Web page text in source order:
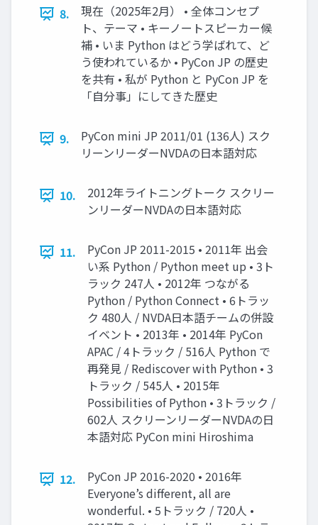
8.
現在（2025年2月） • 全体コンセプ
ト、テーマ • キーノートスピーカー候
補 • いま Python はどう学ばれて、ど
う使われているか • PyCon JP の歴史
を共有 • 私が Python と PyCon JP を
「自分事」にしてきた歴史
9.
PyCon mini JP 2011/01 (136人) スク
リーンリーダーNVDAの日本語対応
10.
2012年ライトニングトーク スクリー
ンリーダーNVDAの日本語対応
11.
PyCon JP 2011-2015 • 2011年 出会
い系 Python / Python meet up • 3ト
ラック 247人 • 2012年 つながる
Python / Python Connect • 6トラッ
ク 480人 / NVDA日本語チームの併設
イベント • 2013年 • 2014年 PyCon
APAC / 4トラック / 516人 Python で
再発見 / Rediscover with Python • 3
トラック / 545人 • 2015年
Possibilities of Python • 3トラック /
602人 スクリーンリーダーNVDAの日
本語対応 PyCon mini Hiroshima
12.
PyCon JP 2016-2020 • 2016年
Everyone’s different, all are
wonderful. • 5トラック / 720人 •